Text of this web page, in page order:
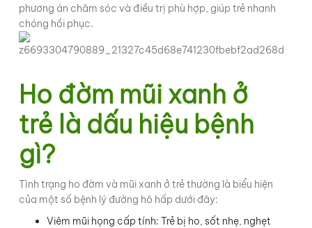
phương án chăm sóc và điều trị phù hợp, giúp trẻ nhanh
chóng hồi phục.
Ho đờm mũi xanh ở
trẻ là dấu hiệu bệnh
gì?
Tình trạng ho đờm và mũi xanh ở trẻ thường là biểu hiện
của một số bệnh lý đường hô hấp dưới đây:
Viêm mũi họng cấp tính: Trẻ bị ho, sốt nhẹ, nghẹt